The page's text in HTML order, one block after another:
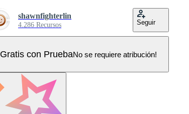
shawnfighterlin
4.286 Recursos Seguir
Gratis con PruebaNo se requiere atribución!